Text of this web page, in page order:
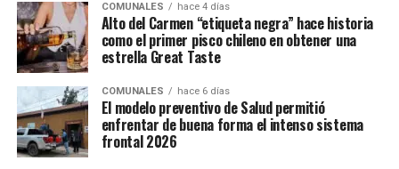
COMUNALES hace 4 días
Alto del Carmen “etiqueta negra” hace historia
como el primer pisco chileno en obtener una
estrella Great Taste
COMUNALES hace 6 días
El modelo preventivo de Salud permitió
enfrentar de buena forma el intenso sistema
frontal 2026